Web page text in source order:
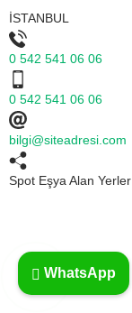
İSTANBUL
0 542 541 06 06
0 542 541 06 06
bilgi@siteadresi.com
Spot Eşya Alan
WhatsApp